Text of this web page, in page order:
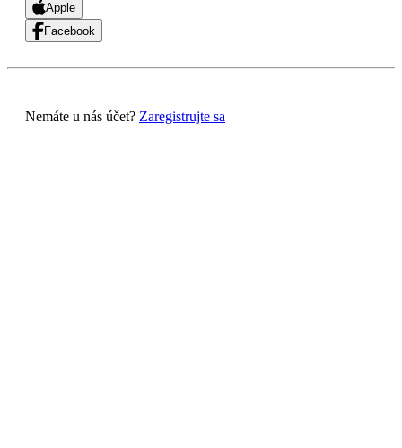
Apple
Facebook
Nemáte u nás účet? Zaregistrujte sa